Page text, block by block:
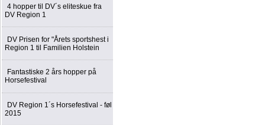
4 hopper til DV´s eliteskue fra
DV Region 1
DV Prisen for "Årets sportshest i
Region 1 til Familien Holstein
Fantastiske 2 års hopper på
Horsefestival
DV Region 1´s Horsefestival - føl
2015